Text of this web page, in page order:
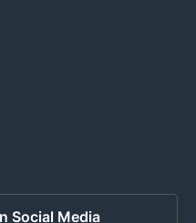
Social Media